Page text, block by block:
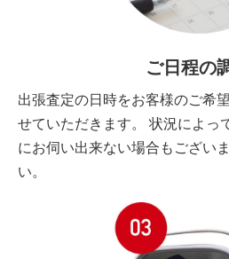
ご日程の
出張査定の日時をお客様のご希
せていただきます。 状況によっ
にお伺い出来ない場合もござい
い。